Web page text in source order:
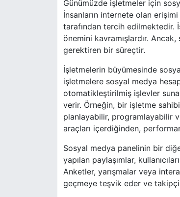
Günümüzde işletmeler için
İnsanların internete olan
tarafından tercih edilmektedir.
önemini kavramışlardır.
gerektiren bir süreçtir.
İşletmelerin büyümesinde
işletmelere sosyal medya
otomatikleştirilmiş işlevler
verir. Örneğin, bir işletme
planlayabilir, programlayabilir
araçları içerdiğinden,
Sosyal medya panelinin bir
yapılan paylaşımlar,
Anketler, yarışmalar veya
geçmeye teşvik eder ve takipçi